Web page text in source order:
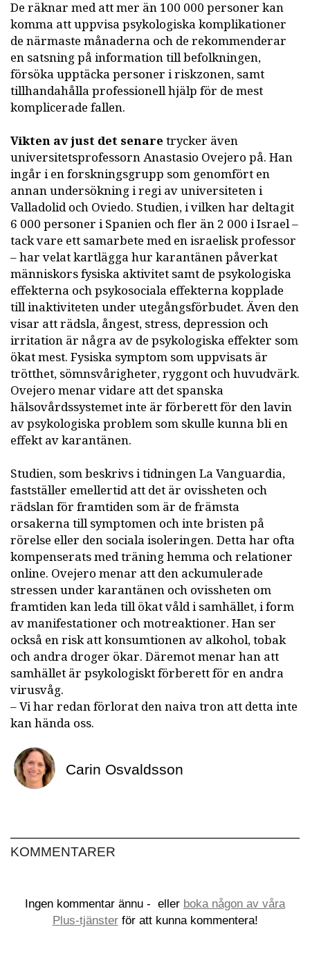
De räknar med att mer än 100 000 personer kan
komma att uppvisa psykologiska komplikationer
de närmaste månaderna och de rekommenderar
en satsning på information till befolkningen,
försöka upptäcka personer i riskzonen, samt
tillhandahålla professionell hjälp för de mest
komplicerade fallen.
Vikten av just det senare trycker även
universitetsprofessorn Anastasio Ovejero på. Han
ingår i en forskningsgrupp som genomfört en
annan undersökning i regi av universiteten i
Valladolid och Oviedo. Studien, i vilken har deltagit
6 000 personer i Spanien och fler än 2 000 i Israel –
tack vare ett samarbete med en israelisk professor
– har velat kartlägga hur karantänen påverkat
människors fysiska aktivitet samt de psykologiska
effekterna och psykosociala effekterna kopplade
till inaktiviteten under utegångsförbudet. Även den
visar att rädsla, ångest, stress, depression och
irritation är några av de psykologiska effekter som
ökat mest. Fysiska symptom som uppvisats är
trötthet, sömnsvårigheter, ryggont och huvudvärk.
Ovejero menar vidare att det spanska
hälsovårdssystemet inte är förberett för den lavin
av psykologiska problem som skulle kunna bli en
effekt av karantänen.
Studien, som beskrivs i tidningen La Vanguardia,
fastställer emellertid att det är ovissheten och
rädslan för framtiden som är de främsta
orsakerna till symptomen och inte bristen på
rörelse eller den sociala isoleringen. Detta har ofta
kompenserats med träning hemma och relationer
online. Ovejero menar att den ackumulerade
stressen under karantänen och ovissheten om
framtiden kan leda till ökat våld i samhället, i form
av manifestationer och motreaktioner. Han ser
också en risk att konsumtionen av alkohol, tobak
och andra droger ökar. Däremot menar han att
samhället är psykologiskt förberett för en andra
virusvåg.
– Vi har redan förlorat den naiva tron att detta inte
kan hända oss.
Carin Osvaldsson
KOMMENTARER
Ingen kommentar ännu - eller boka någon av våra
Plus-tjänsterför att kunna kommentera!